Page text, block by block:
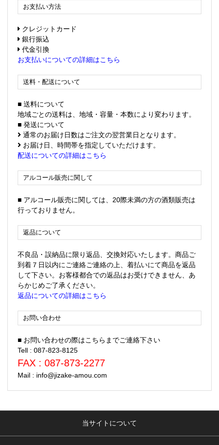
お支払い方法
クレジットカード
銀行振込
代金引換
お支払いについての詳細はこちら
送料・配送について
■ 送料について
地域ごとの送料は、地域・容量・本数により変わります。
■ 発送について
通常のお届け日数はご注文の翌営業日となります。
お届け日、時間帯を指定していただけます。
配送についての詳細はこちら
アルコール販売に関して
■ アルコール販売に関しては、20際未満の方の酒類販売は
行っておりません。
返品について
不良品・誤納品に限り返品、交換対応いたします。商品ご
到着７日以内にご連絡ご連絡の上、着払いにて商品を返品
して下さい。お客様都合での返品はお受けできません、あ
らかじめご了承ください。
返品についての詳細はこちら
お問い合わせ
■ お問い合わせの際はこちらまでご連絡下さい
Tell : 087-823-8125
FAX : 087-873-2277
Mail : info@jizake-amou.com
当サイトについて